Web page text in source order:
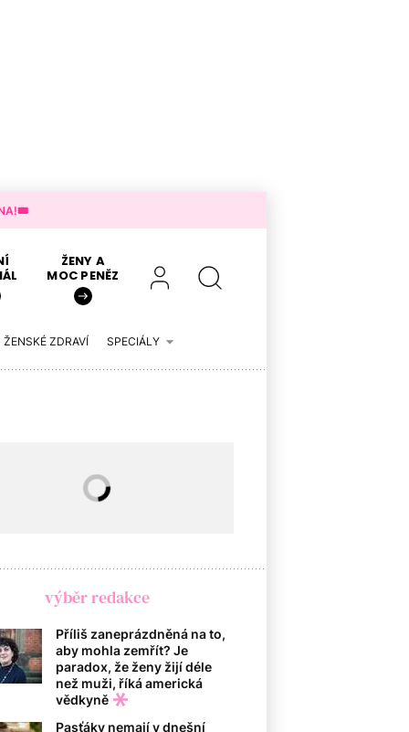
ŽENY A
MOC PENĚZ
ŽENSKÉ ZDRAVÍ SPECIÁLY
výběr redakce
Příliš zaneprázdněná na to,
aby mohla zemřít? Je
paradox, že ženy žijí déle
než muži, říká americká
vědkyně
Pasťáky nemají v dnešní